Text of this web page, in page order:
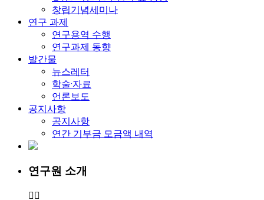
창립기념세미나
연구 과제
연구용역 수행
연구과제 동향
발간물
뉴스레터
학술·자료
언론보도
공지사항
공지사항
연간 기부금 모금액 내역
연구원 소개